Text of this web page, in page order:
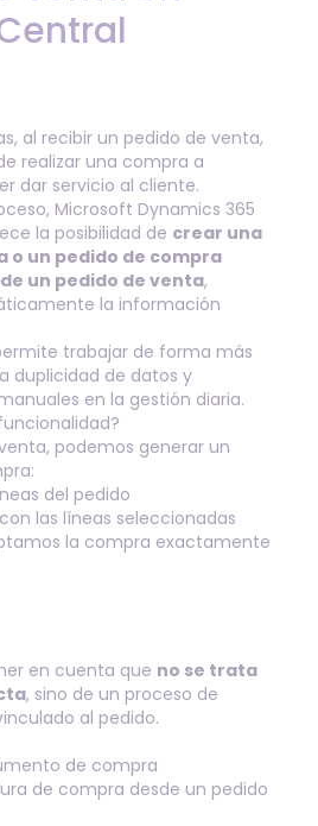
al recibir un pedido de venta,
realizar una compra a
dar servicio al cliente.
Microsoft Dynamics 365
la posibilidad de crear una
o un pedido de compra
un pedido de venta,
la información
trabajar de forma más
duplicidad de datos y
en la gestión diaria.
podemos generar un
del pedido
las líneas seleccionadas
la compra exactamente
en cuenta que no se trata
, sino de un proceso de
al pedido.
de compra
de compra desde un pedido